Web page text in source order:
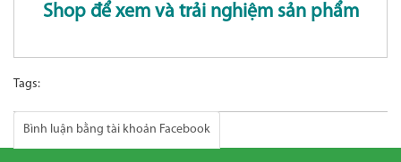
Shop để xem và trải nghiệm sản phẩm
Tags:
Bình luận bằng tài khoản Facebook